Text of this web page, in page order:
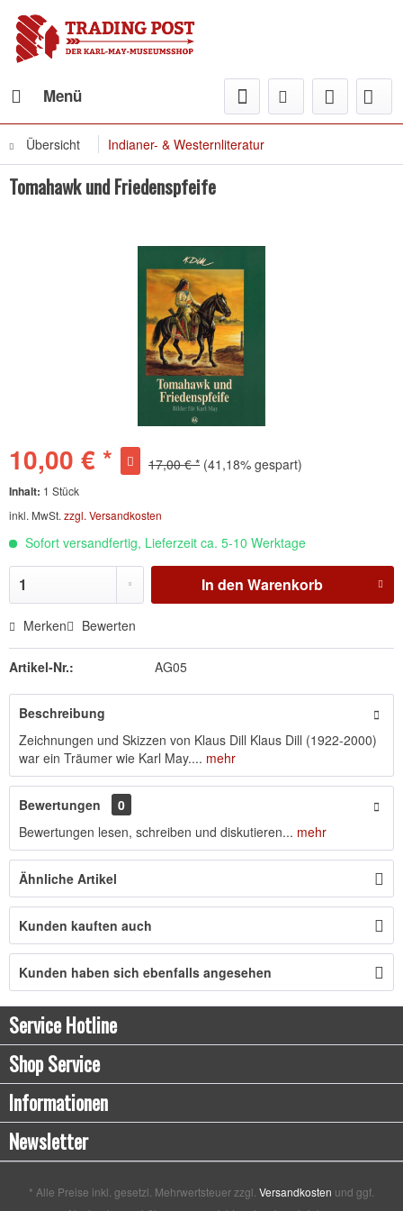
Menü
Übersicht Indianer- & Westernliteratur
Tomahawk und Friedenspfeife
10,00 € * 17,00 € * (41,18% gespart)
Inhalt: 1 Stück
inkl. MwSt. zzgl. Versandkosten
Sofort versandfertig, Lieferzeit ca. 5-10 Werktage
In den Warenkorb
Merken Bewerten
Artikel-Nr.: AG05
Beschreibung
Zeichnungen und Skizzen von Klaus Dill Klaus Dill (1922-2000)
war ein Träumer wie Karl May.... mehr
Bewertungen
0
Bewertungen lesen, schreiben und diskutieren... mehr
Ähnliche Artikel
Kunden kauften auch
Kunden haben sich ebenfalls angesehen
Service Hotline
Shop Service
Informationen
Newsletter
* Alle Preise inkl. gesetzl. Mehrwertsteuer zzgl. Versandkosten und ggf.